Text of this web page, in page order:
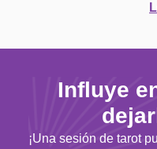
Influye
¡Una sesión de tarot